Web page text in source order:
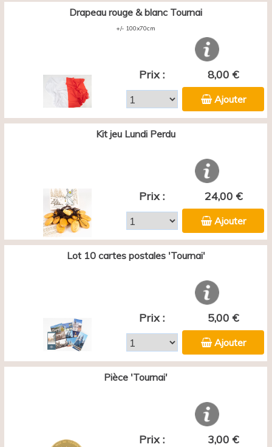
Drapeau rouge & blanc Tournai
+/- 100x70cm
Prix : 8,00 €
Ajouter
Kit jeu Lundi Perdu
Prix : 24,00 €
Ajouter
Lot 10 cartes postales 'Tournai'
Prix : 5,00 €
Ajouter
Pièce 'Tournai'
Prix : 3,00 €